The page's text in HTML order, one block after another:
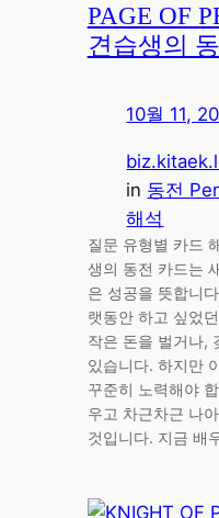
PAGE OF
견습생의
10월 11,
in 동전
해석
질문 유형별 카드
생의 동전 카드는
은 성공을 뜻합니
랫동안 하고 싶었
작은 돈을 벌거나,
있습니다. 하지만
꾸준히 노력해야
우고 차근차근 나
것입니다. 지금 배